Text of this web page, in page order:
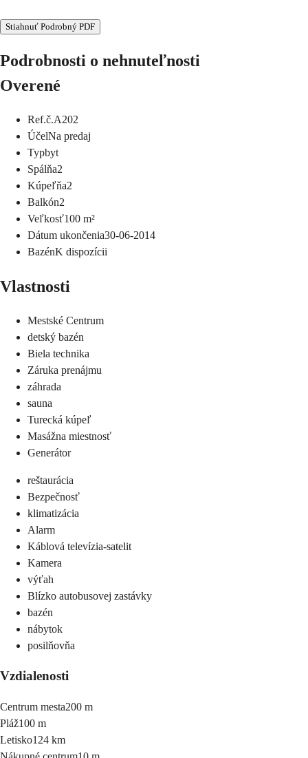
Stiahnuť Podrobný PDF
Podrobnosti o nehnuteľnosti
Overené
Ref.č.A202
ÚčelNa predaj
Typbyt
Spálňa2
Kúpeľňa2
Balkón2
Veľkosť100 m²
Dátum ukončenia30-06-2014
BazénK dispozícii
Vlastnosti
Mestské Centrum
detský bazén
Biela technika
Záruka prenájmu
záhrada
sauna
Turecká kúpeľ
Masážna miestnosť
Generátor
reštaurácia
Bezpečnosť
klimatizácia
Alarm
Káblová televízia-satelit
Kamera
výťah
Blízko autobusovej zastávky
bazén
nábytok
posilňovňa
Vzdialenosti
Centrum mesta200 m
Pláž100 m
Letisko124 km